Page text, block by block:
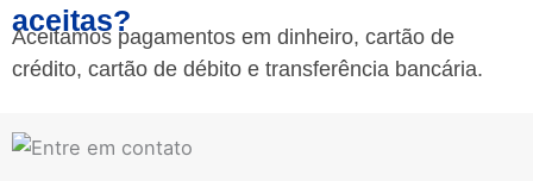
aceitas?
Aceitamos pagamentos em dinheiro, cartão de
crédito, cartão de débito e transferência bancária.